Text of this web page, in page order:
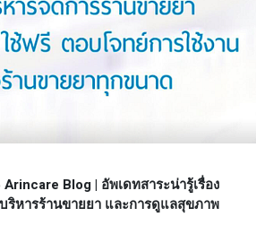
Blog | อัพเดทสาระน่ารู้เรื่อง
ริหารร้านขายยา และการดูแลสุขภาพ